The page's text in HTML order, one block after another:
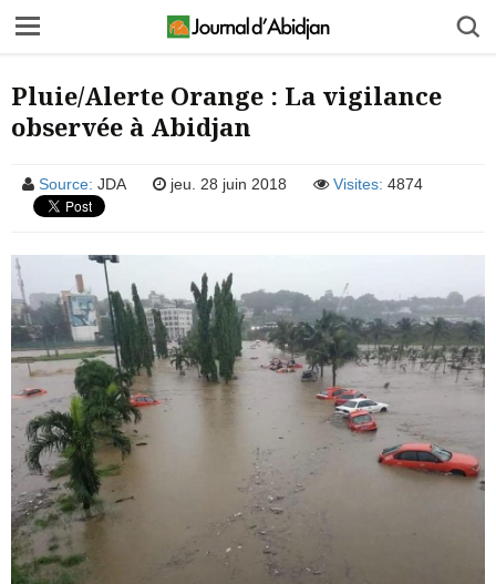
Pluie/Alerte Orange : La vigilance
observée à Abidjan
Source: JDA jeu. 28 juin 2018 Visites: 4874